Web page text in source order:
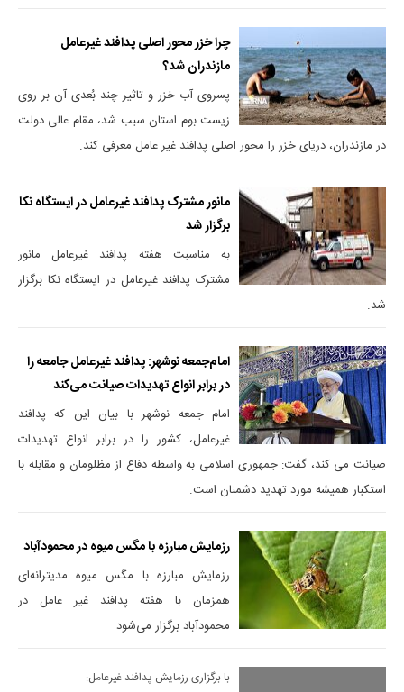
چرا خزر محور اصلی پدافند غیرعامل
مازندران شد؟
پسروی آب خزر و تاثیر چند بُعدی آن بر روی
زیست بوم استان سبب شد، مقام عالی دولت
در مازندران، دریای خزر را محور اصلی پدافند غیر عامل معرفی کند.
مانور مشترک پدافند غیرعامل در ایستگاه نکا
برگزار شد
به مناسبت هفته پدافند غیرعامل مانور
مشترک پدافند غیرعامل در ایستگاه نکا برگزار
شد.
امام‌جمعه نوشهر: پدافند غیرعامل جامعه را
در برابر انواع تهدیدات صیانت می‌کند
امام جمعه نوشهر با بیان این که پدافند
غیرعامل، کشور را در برابر انواع تهدیدات
صیانت می کند، گفت: جمهوری اسلامی به واسطه دفاع از مظلومان و مقابله با
استکبار همیشه مورد تهدید دشمنان است.
رزمایش مبارزه با مگس میوه در محمودآباد
رزمایش مبارزه با مگس میوه مدیترانه‌ای
همزمان با هفته پدافند غیر عامل در
محمودآباد برگزار می‌شود
با برگزاری رزمایش پدافند غیرعامل: